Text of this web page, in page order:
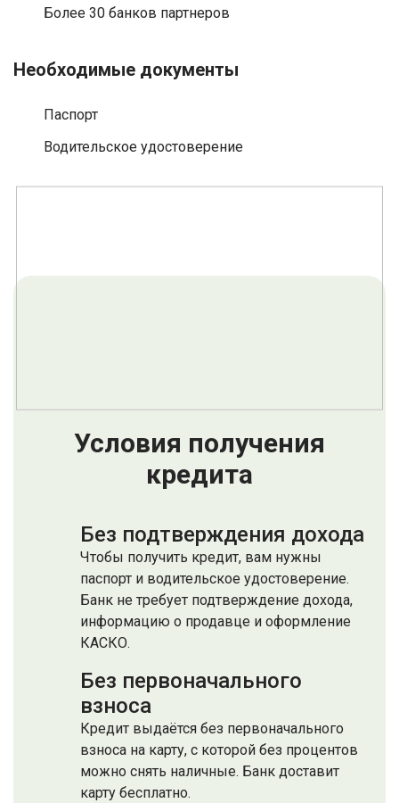
Более 30 банков партнеров
Необходимые документы
Паспорт
Водительское удостоверение
Условия получения
кредита
Без подтверждения дохода
Чтобы получить кредит, вам нужны
паспорт и водительское удостоверение.
Банк не требует подтверждение дохода,
информацию о продавце и оформление
КАСКО.
Без первоначального
взноса
Кредит выдаётся без первоначального
взноса на карту, с которой без процентов
можно снять наличные. Банк доставит
карту бесплатно.